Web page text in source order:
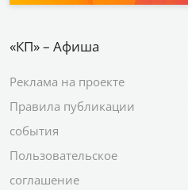
«КП» – Афиша
Реклама на проекте
Правила публикации
события
Пользовательское
соглашение